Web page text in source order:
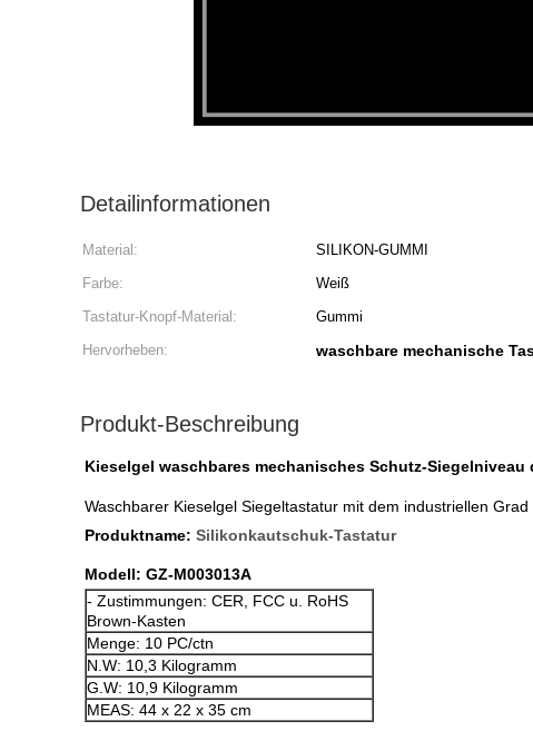
Detailinformationen
Material: SILIKON-GUMMI
Farbe:
Weiß
Tastatur-Knopf-Material:
Gummi
Hervorheben:
waschbare mechanische
Produkt-Beschreibung
Kieselgel waschbares mechanisches Schutz-Siegelniveau
Waschbarer Kieselgel Siegeltastatur mit dem industriellen
Produktname: Silikonkautschuk-Tastatur
Modell: GZ-M003013A
- Zustimmungen: CER, FCC u. RoHS
Brown-Kasten
Menge: 10 PC/ctn
N.W: 10,3 Kilogramm
G.W: 10,9 Kilogramm
MEAS: 44 x 22 x 35 cm